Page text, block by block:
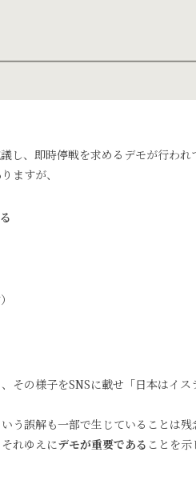
、即時停戦を求めるデモが行われ
ますが、
その様子をSNSに載せ「日本はイ
う誤解も一部で生じていることは残
れゆえにデモが重要である ことを示